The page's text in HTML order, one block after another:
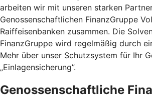
arbeiten wir mit unseren starken
Genossenschaftlichen FinanzGruppe
Raiffeisenbanken zusammen. Die
FinanzGruppe wird regelmäßig durch
Mehr über unser Schutzsystem für Ihr
„Einlagensicherung”.
Genossenschaftliche